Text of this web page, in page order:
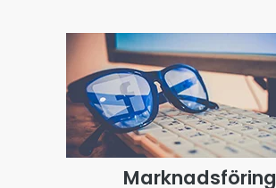
Marknadsföring